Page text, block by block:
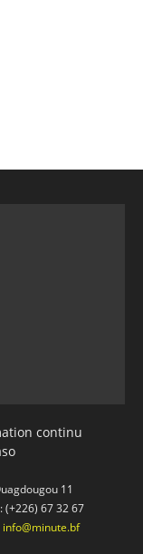
continu
11
(+226) 67 32 67
info@minute.bf